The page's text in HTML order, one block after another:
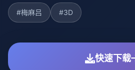
#梅麻吕 #3D
快速下载